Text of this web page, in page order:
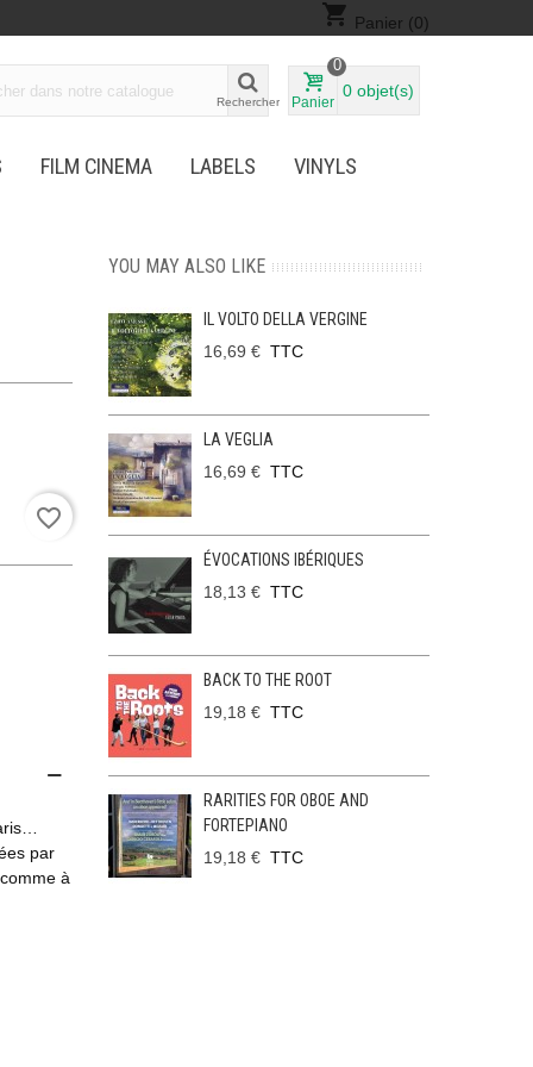
shopping_cart Panier (0)
Rechercher Panier
0
0 objet(s)
FILM CINEMA LABELS VINYLS
favorite_border
par
à
YOU MAY ALSO LIKE
IL VOLTO DELLA VERGINE
16,69 € TTC
LA VEGLIA
16,69 € TTC
ÉVOCATIONS IBÉRIQUES
18,13 € TTC
BACK TO THE ROOT
19,18 € TTC
RARITIES FOR OBOE AND
FORTEPIANO
19,18 € TTC